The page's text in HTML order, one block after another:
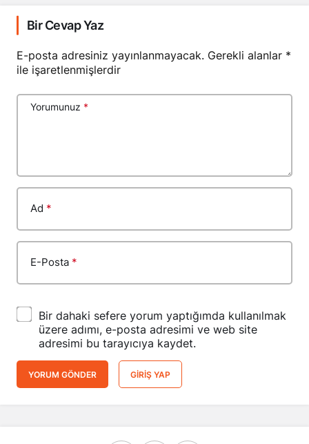
Bir Cevap Yaz
E-posta adresiniz yayınlanmayacak. Gerekli alanlar *
ile işaretlenmişlerdir
Yorumunuz *
Ad *
E-Posta *
Bir dahaki sefere yorum yaptığımda kullanılmak
üzere adımı, e-posta adresimi ve web site
adresimi bu tarayıcıya kaydet.
YORUM GÖNDER GIRIŞ YAP